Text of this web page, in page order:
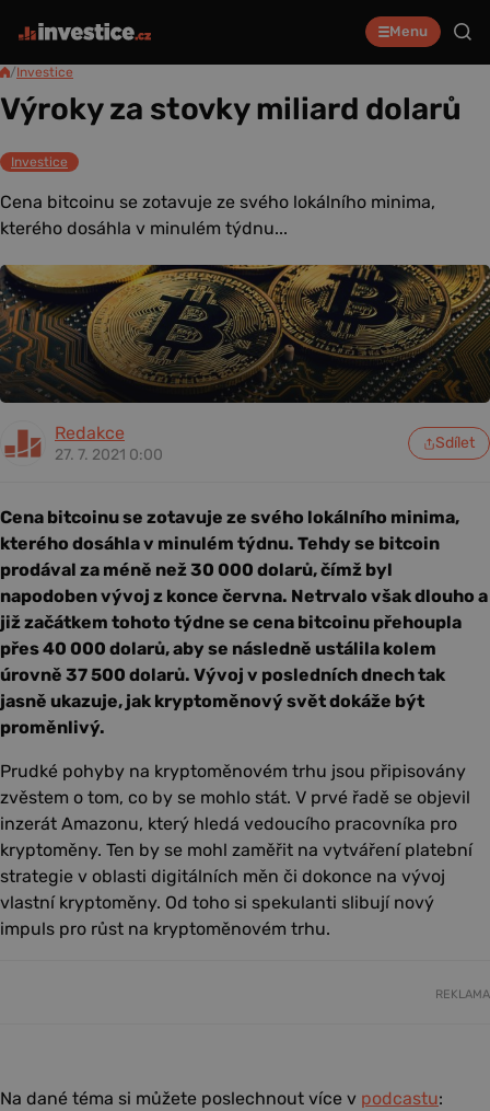
Menu
/Investice
Výroky za stovky miliard dolarů
Investice
Cena bitcoinu se zotavuje ze svého lokálního minima,
kterého dosáhla v minulém týdnu...
Redakce
27. 7. 2021 0:00
Sdílet
Cena bitcoinu se zotavuje ze svého lokálního minima,
kterého dosáhla v minulém týdnu. Tehdy se bitcoin
prodával za méně než 30 000 dolarů, čímž byl
napodoben vývoj z konce června. Netrvalo však dlouho a
již začátkem tohoto týdne se cena bitcoinu přehoupla
přes 40 000 dolarů, aby se následně ustálila kolem
úrovně 37 500 dolarů. Vývoj v posledních dnech tak
jasně ukazuje, jak kryptoměnový svět dokáže být
proměnlivý.
Prudké pohyby na kryptoměnovém trhu jsou připisovány
zvěstem o tom, co by se mohlo stát. V prvé řadě se objevil
inzerát Amazonu, který hledá vedoucího pracovníka pro
kryptoměny. Ten by se mohl zaměřit na vytváření platební
strategie v oblasti digitálních měn či dokonce na vývoj
vlastní kryptoměny. Od toho si spekulanti slibují nový
impuls pro růst na kryptoměnovém trhu.
REKLAMA
Na dané téma si můžete poslechnout více v podcastu: